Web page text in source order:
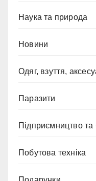
Наука та природа
Новини
Одяг, взуття,
Паразити
Підприємництво та
Побутова техніка